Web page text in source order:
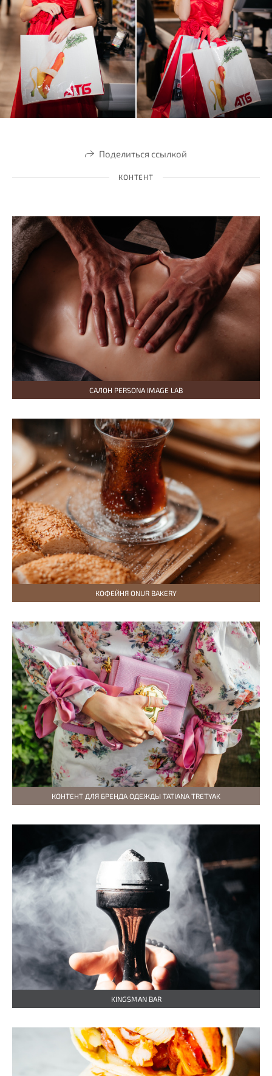
Поделиться ссылкой
КОНТЕНТ
САЛОН PERSONA IMAGE LAB
КОФЕЙНЯ ONUR BAKERY
КОНТЕНТ ДЛЯ БРЕНДА ОДЕЖДЫ TATIANA TRETYAK
KINGSMAN BAR